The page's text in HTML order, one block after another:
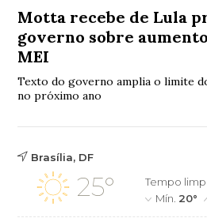
Motta recebe de Lula
governo sobre
MEI
Texto do governo amplia o limite
no próximo ano
Brasília, DF
25°
Tempo
Mín. 20°